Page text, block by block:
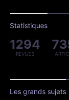
Statistiques
1294
REVUES
Les grands sujets